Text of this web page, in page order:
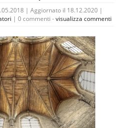
| Aggiornato il 18.12.2020 |
| 0 commenti -visualizza commenti